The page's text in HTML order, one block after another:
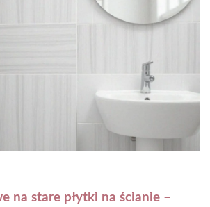
na stare płytki na ścianie –